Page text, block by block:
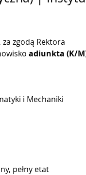
zgodą Rektora
adiunkta (K/
i Mechaniki
pełny etat